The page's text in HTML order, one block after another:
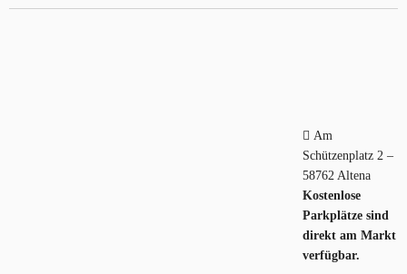
Am
Schützenplatz 2 –
58762 Altena
Kostenlose
Parkplätze sind
direkt am Markt
verfügbar.